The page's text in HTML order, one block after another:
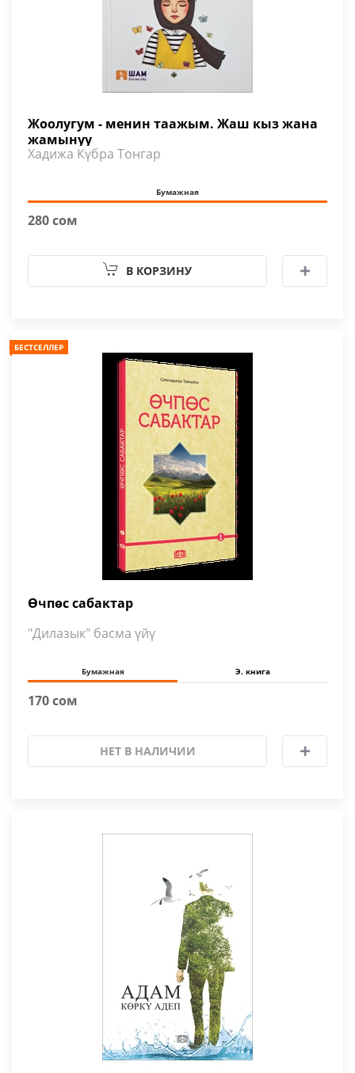
Жоолугум - менин таажым. Жаш кыз жана
жамынуу
Хадижа Күбра Тонгар
Бумажная
280 сом
В КОРЗИНУ
БЕСТСЕЛЛЕР
Өчпөс сабактар
"Дилазык" басма үйү
Бумажная Э. книга
170 сом
НЕТ В НАЛИЧИИ